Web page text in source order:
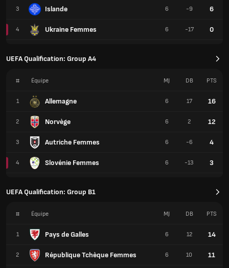
3 Islande
4 Ukraine Femmes
6 -9 6
6 -17 0
UEFA Qualification: Group A4
# Équipe
1 Allemagne
2 Norvège
3 Autriche Femmes
4 Slovénie Femmes
MJ DB PTS
6 17 16
6 2 12
6 -6 4
6 -13 3
UEFA Qualification: Group B1
# Équipe
1 Pays de Galles
2 République Tchèque Femmes
MJ DB PTS
6 12 14
6 10 11